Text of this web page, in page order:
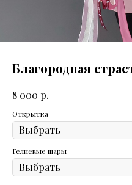
Благородная
8 000 р.
Открытка
Гелиевые шары